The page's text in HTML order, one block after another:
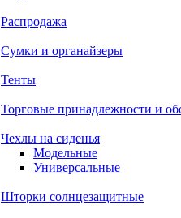
Распродажа
Сумки и органайзеры
Тенты
Торговые принадлежности и
Чехлы на сиденья
Модельные
Универсальные
Шторки солнцезащитные